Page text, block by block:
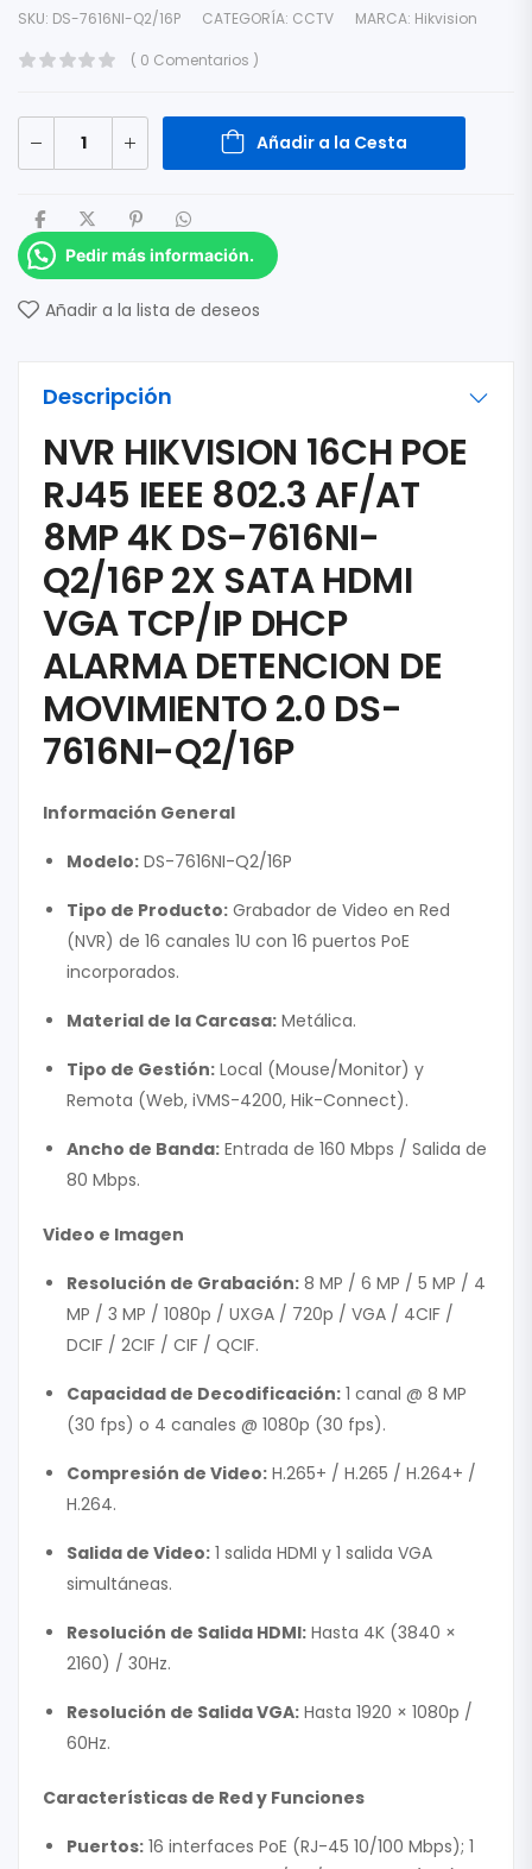
SKU: DS-7616NI-Q2/16P CATEGORÍA: CCTV MARCA: Hikvision
( 0 Comentarios )
Añadir a la Cesta
Pedir más información.
Añadir a la lista de deseos
Descripción
NVR HIKVISION 16CH POE
RJ45 IEEE 802.3 AF/AT
8MP 4K DS-7616NI-
Q2/16P 2X SATA HDMI
VGA TCP/IP DHCP
ALARMA DETENCION DE
MOVIMIENTO 2.0 DS-
7616NI-Q2/16P
Información General
Modelo: DS-7616NI-Q2/16P
Tipo de Producto: Grabador de Video en Red
(NVR) de 16 canales 1U con 16 puertos PoE
incorporados.
Material de la Carcasa: Metálica.
Tipo de Gestión: Local (Mouse/Monitor) y
Remota (Web, iVMS-4200, Hik-Connect).
Ancho de Banda: Entrada de 160 Mbps / Salida de
80 Mbps.
Video e Imagen
Resolución de Grabación: 8 MP / 6 MP / 5 MP / 4
MP / 3 MP / 1080p / UXGA / 720p / VGA / 4CIF /
DCIF / 2CIF / CIF / QCIF.
Capacidad de Decodificación: 1 canal @ 8 MP
(30 fps) o 4 canales @ 1080p (30 fps).
Compresión de Video: H.265+ / H.265 / H.264+ /
H.264.
Salida de Video: 1 salida HDMI y 1 salida VGA
simultáneas.
Resolución de Salida HDMI: Hasta 4K (3840 ×
2160) / 30Hz.
Resolución de Salida VGA: Hasta 1920 × 1080p /
60Hz.
Características de Red y Funciones
Puertos: 16 interfaces PoE (RJ-45 10/100 Mbps); 1